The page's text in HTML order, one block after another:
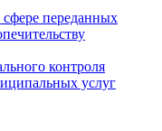
сфере переданных
контроля
услуг